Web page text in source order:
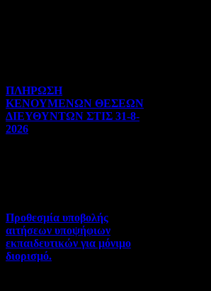
ΠΛΗΡΩΣΗ
ΚΕΝΟΥΜΕΝΩΝ ΘΕΣΕΩΝ
ΔΙΕΥΘΥΝΤΩΝ ΣΤΙΣ 31-8-
2026
Προθεσμία υποβολής
αιτήσεων υποψήφιων
εκπαιδευτικών για μόνιμο
διορισμό.